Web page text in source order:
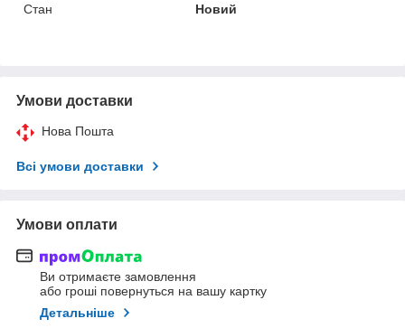
Стан
Новий
Умови доставки
Нова Пошта
Всі умови доставки
Умови оплати
Ви отримаєте замовлення
або гроші повернуться на вашу картку
Детальніше